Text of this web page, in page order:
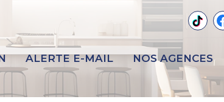
ALERTE E-MAIL NOS AGENCES